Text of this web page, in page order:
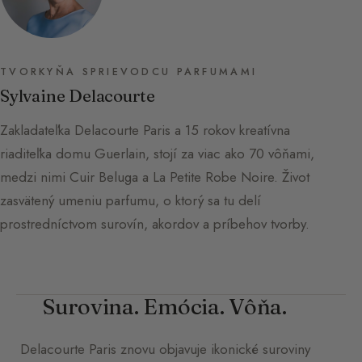
TVORKYŇA SPRIEVODCU PARFUMAMI
Sylvaine Delacourte
Zakladateľka Delacourte Paris a 15 rokov kreatívna
riaditeľka domu Guerlain, stojí za viac ako 70 vôňami,
medzi nimi Cuir Beluga a La Petite Robe Noire. Život
zasvätený umeniu parfumu, o ktorý sa tu delí
prostredníctvom surovín, akordov a príbehov tvorby.
Surovina. Emócia. Vôňa.
Delacourte Paris znovu objavuje ikonické suroviny